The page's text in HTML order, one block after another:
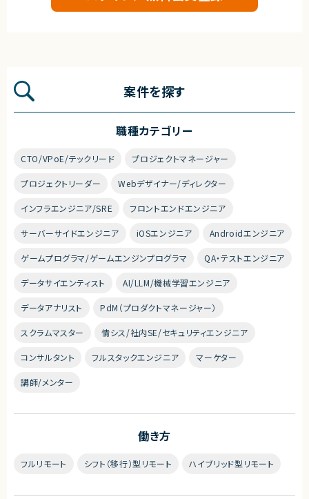
案件を探す
職種カテゴリー
CTO/VPoE/テックリード プロジェクトマネージャー
プロジェクトリーダー Webデザイナー/ディレクター
インフラエンジニア/SRE フロントエンドエンジニア
サーバーサイドエンジニア iOSエンジニア Androidエンジニア
ゲームプログラマ/ゲームエンジンプログラマ QA・テストエンジニア
データサイエンティスト AI/LLM/機械学習エンジニア
データアナリスト PdM（プロダクトマネージャー）
スクラムマスター 情シス/社内SE/セキュリティエンジニア
コンサルタント フルスタックエンジニア マーケター
講師/メンター
働き方
フルリモート シフト（移行）型リモート ハイブリッド型リモート